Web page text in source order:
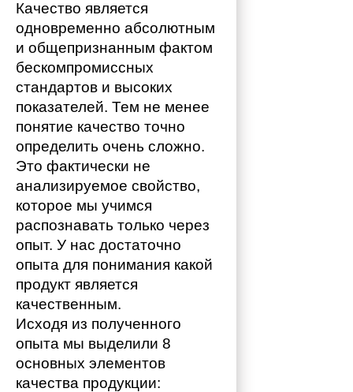
Качество является
одновременно абсолютным
и общепризнанным фактом
бескомпромиссных
стандартов и высоких
показателей. Тем не менее
понятие качество точно
определить очень сложно.
Это фактически не
анализируемое свойство,
которое мы учимся
распознавать только через
опыт. У нас достаточно
опыта для понимания какой
продукт является
качественным.
Исходя из полученного
опыта мы выделили 8
основных элементов
качества продукции: